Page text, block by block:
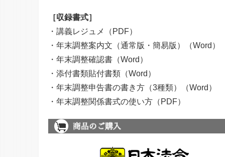
［収録書式］
・講義レジュメ（PDF）
・年末調整案内文（通常版・簡易版）（Word）
・年末調整確認書（Word）
・添付書類貼付書類（Word）
・年末調整申告書の書き方（3種類）（Word）
・年末調整関係書式の使い方（PDF）